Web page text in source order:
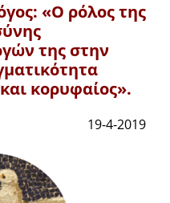
«Ο ρόλος της
της στην
κορυφαίος».
19-4-2019